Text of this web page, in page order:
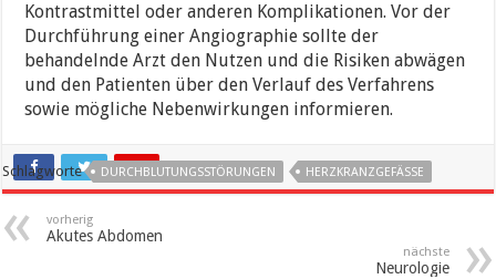
Kontrastmittel oder anderen Komplikationen. Vor der
Durchführung einer Angiographie sollte der
behandelnde Arzt den Nutzen und die Risiken abwägen
und den Patienten über den Verlauf des Verfahrens
sowie mögliche Nebenwirkungen informieren.
Schlagworte DURCHBLUTUNGSSTÖRUNGEN HERZKRANZGEFÄSSE
vorherig
Akutes Abdomen
nächste
Neurologie